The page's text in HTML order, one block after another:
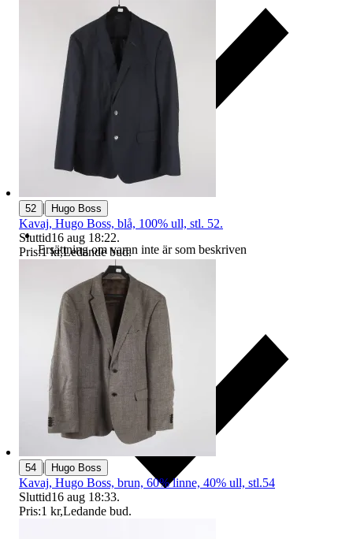
Ersättning om varan inte är som beskriven
52 | Hugo Boss
Kavaj, Hugo Boss, blå, 100% ull, stl. 52.
Sluttid16 aug 18:22.
Pris:1 kr,Ledande bud.
54 | Hugo Boss
Kavaj, Hugo Boss, brun, 60% linne, 40% ull, stl.54
Sluttid16 aug 18:33.
Pris:1 kr,Ledande bud.